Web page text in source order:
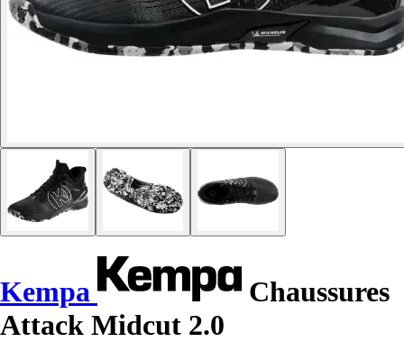
Kempa
Chaussures
Attack Midcut 2.0